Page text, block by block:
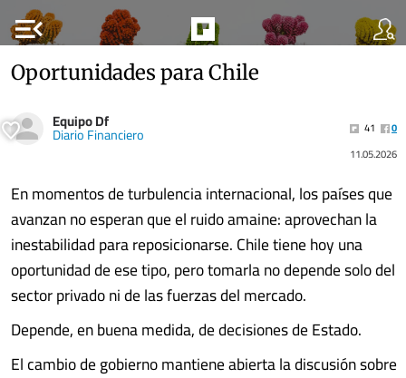
menu_open
Oportunidades para Chile
Equipo Df
Diario Financiero 41
0
11.05.2026
En momentos de turbulencia internacional, los países que
avanzan no esperan que el ruido amaine: aprovechan la
inestabilidad para reposicionarse. Chile tiene hoy una
oportunidad de ese tipo, pero tomarla no depende solo del
sector privado ni de las fuerzas del mercado.
Depende, en buena medida, de decisiones de Estado.
El cambio de gobierno mantiene abierta la discusión sobre